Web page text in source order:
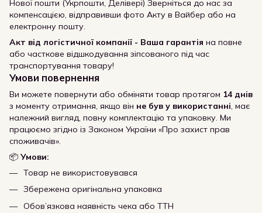
Нової пошти (Укрпошти, Делівері) Зверніться до нас за
компенсацією, відправивши фото Акту в Вайбер або на
електронну пошту.
Акт від логістичної компанії - Ваша гарантія на повне
або часткове відшкодування зіпсованого під час
транспортування товару!
Умови повернення
Ви можете повернути або обміняти товар протягом 14 днів
з моменту отримання, якщо він не був у використанні, має
належний вигляд, повну комплектацію та упаковку. Ми
працюємо згідно із Законом України «Про захист прав
споживачів».
📦 Умови:
Товар не використовувався
Збережена оригінальна упаковка
Обов’язкова наявність чека або ТТН